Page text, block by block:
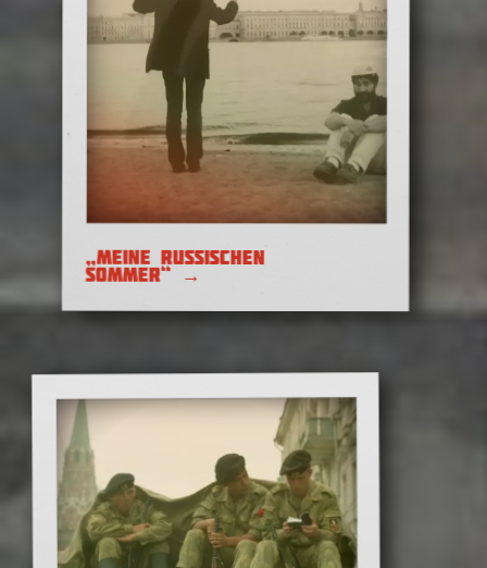
Journalismus übersetzen
Russlands Krieg gegen die
Ukraine – Fragen und
Antworten
„MEINE RUSSISCHEN
SOMMER“ →